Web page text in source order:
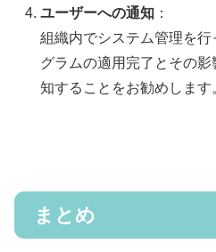
ユーザーへの通知 ：
組織内でシステム管理を
グラムの適用完了とその
知することをお勧めします
まとめ